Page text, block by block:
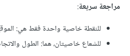
مراجعة سريعة:
للنقطة خاصية واحدة فقط هي:
للشعاع خاصيتان، هما: الطول